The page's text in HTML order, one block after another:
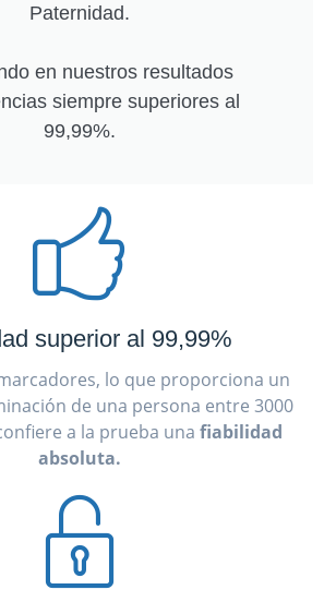
Paternidad.
en nuestros resultados
siempre superiores al
99,99%.
superior al 99,99%
lo que proporciona un
de una persona entre 3000
a la prueba una fiabilidad
absoluta.